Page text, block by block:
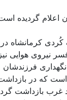
اعلام گرديده
كرمانشاه
كه افسر نيروی
فرزندشان
متخلص به "ئاكو" از نويسندگان و پژوهشگران
غرب بازداشت